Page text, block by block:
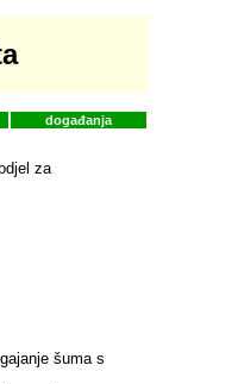
događanja
za
šuma s